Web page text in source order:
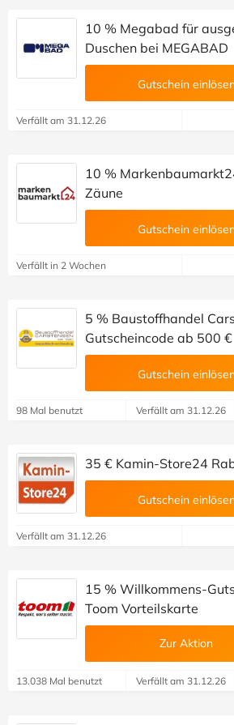
10 % Megabad für
Duschen bei MEGABAD
Gutschein
Verfällt am 31.12.26
10 %
Zäune
Gutschein
Verfällt in 2 Wochen
5 % Baustoffhandel
Gutscheincode ab 500 €
Gutschein
98 Mal benutzt Verfällt am 31.12.26
35 € Kamin-Store24
Gutschein
Verfällt am 31.12.26
15 % Willkommens-
Toom Vorteilskarte
Zur Aktion
13.038 Mal benutzt Verfällt am 31.12.26